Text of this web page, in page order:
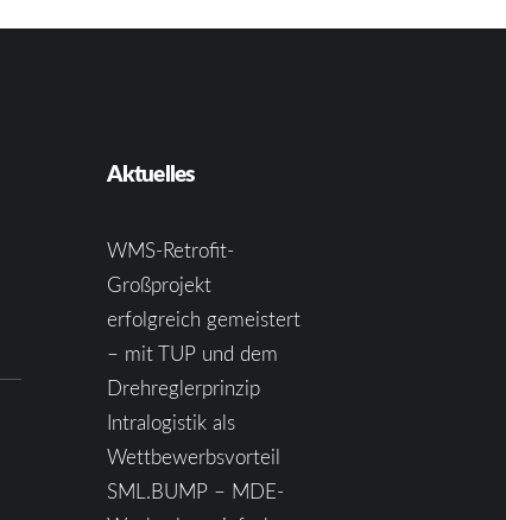
Aktuelles
WMS-Retrofit-
Großprojekt
erfolgreich gemeistert
– mit TUP und dem
Drehreglerprinzip
Intralogistik als
Wettbewerbsvorteil
SML.BUMP – MDE-